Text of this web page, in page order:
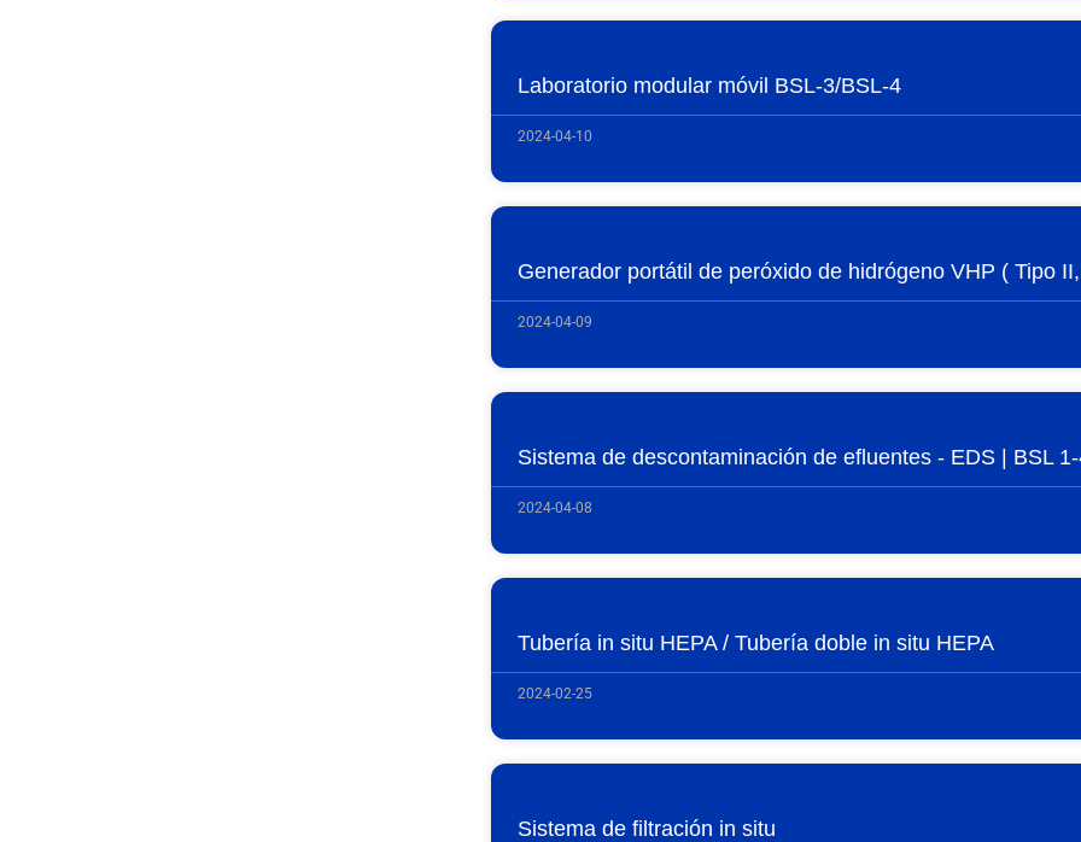
Laboratorio modular móvil BSL-3/BSL-4
2024-04-10
Generador portátil de peróxido de hidrógeno VHP ( Tipo
2024-04-09
Sistema de descontaminación de efluentes - EDS | BSL
2024-04-08
Tubería in situ HEPA / Tubería doble in situ HEPA
2024-02-25
Sistema de filtración in situ